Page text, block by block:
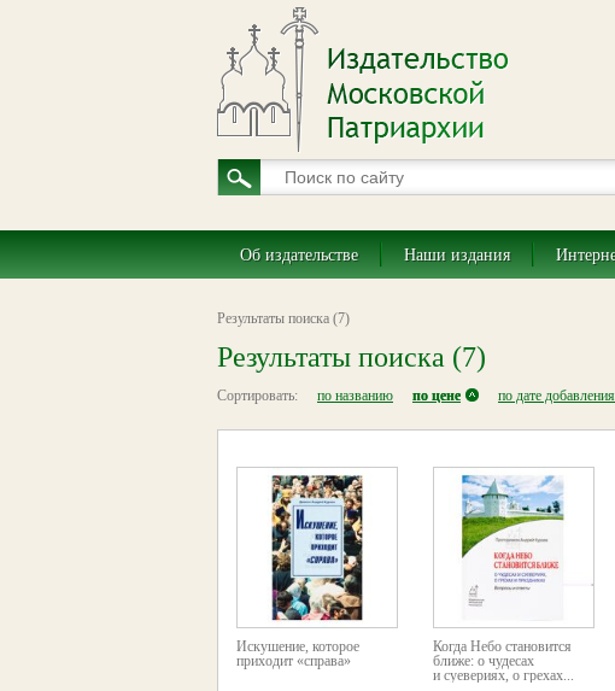
Об издательстве Наши издания
Результаты поиска (7)
Результаты поиска (7)
Сортировать: по названию по цене по дате добавления
Искушение, которое
приходит «справа»
Когда Небо становится
ближе: о чудесах
и суевериях, о грехах...